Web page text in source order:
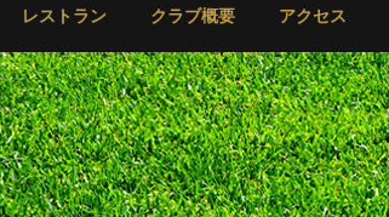
レストラン クラブ概要 アクセス